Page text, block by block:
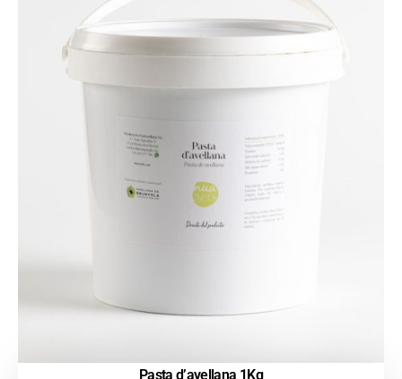
Pasta d’avellana 1Kg